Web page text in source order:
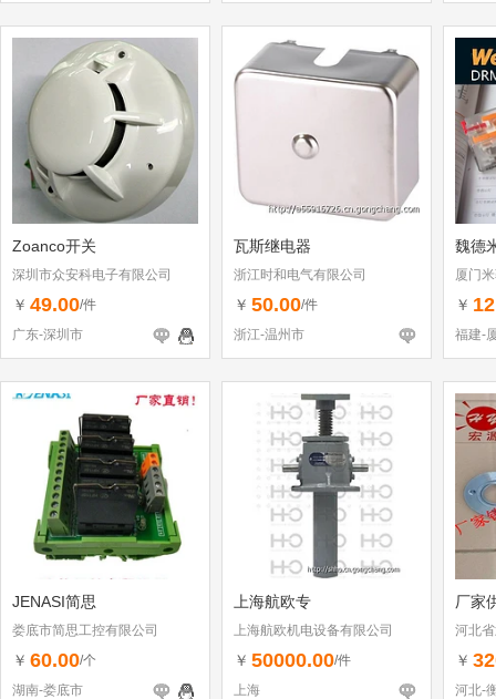
Zoanco开关
深圳市众安科电子有限公司
￥ 49.00/件
广东-深圳市
瓦斯继电器
浙江时和电气有限公司
￥ 50.00/件
浙江-温州市
魏德
厦门
￥
福建-
JENASI简思
娄底市简思工控有限公司
￥ 60.00/个
湖南-娄底市
上海航欧专
上海航欧机电设备有限公司
￥ 50000.00/件
上海
厂家
河北
￥
河北-